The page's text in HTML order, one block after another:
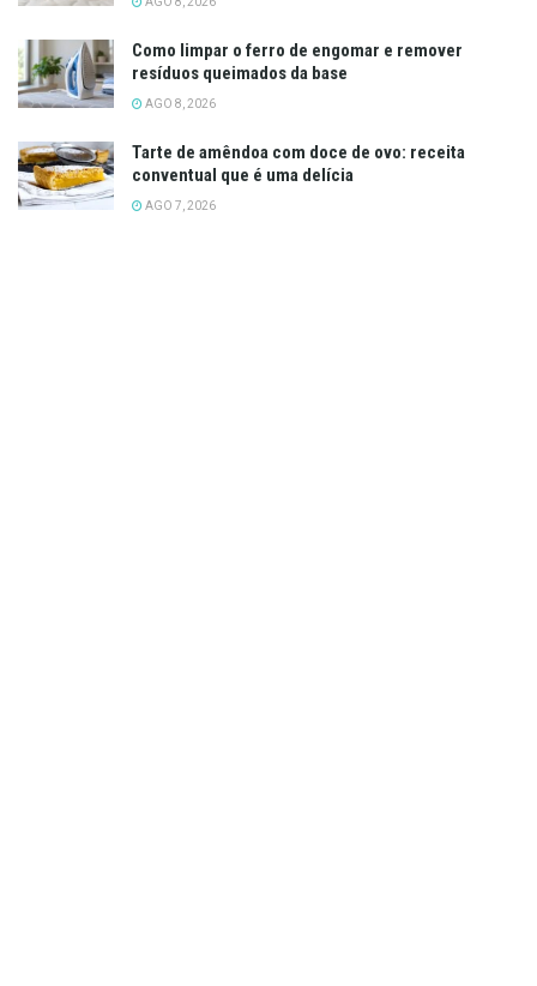
Como limpar o ferro de engomar e remover
resíduos queimados da base
AGO 8, 2026
Tarte de amêndoa com doce de ovo: receita
conventual que é uma delícia
AGO 7, 2026